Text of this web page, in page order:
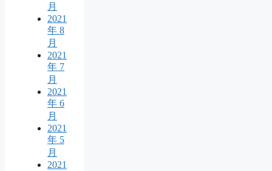
月
2021
年 8
月
2021
年 7
月
2021
年 6
月
2021
年 5
月
2021